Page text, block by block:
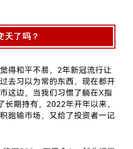
天了吗？